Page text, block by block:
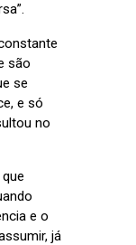
são
se
e só
no
e o
já